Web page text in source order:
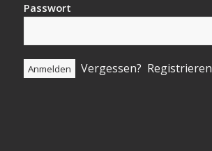
Passwort
Vergessen? Registrieren